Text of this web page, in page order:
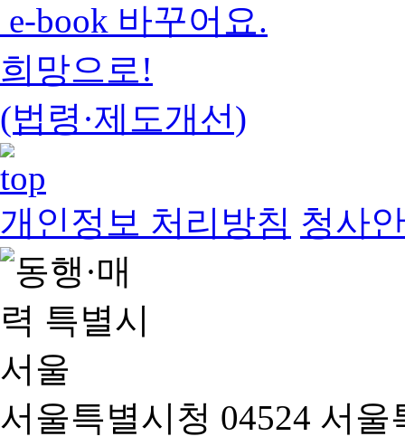
e-book 바꾸어요.
희망으로!
(법령·제도개선)
개인정보 처리방침 청사
서울특별시청 04524 서